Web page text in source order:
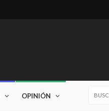
OPINIÓN